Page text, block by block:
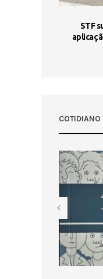
STF
COTIDIANO